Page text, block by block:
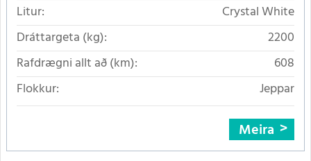
Litur:
Crystal White
Dráttargeta (kg):
2200
Rafdrægni allt að (km):
608
Flokkur:
Jeppar
Meira